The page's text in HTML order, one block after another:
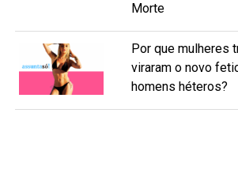
Morte
Por que mulheres
viraram o novo
homens héteros?